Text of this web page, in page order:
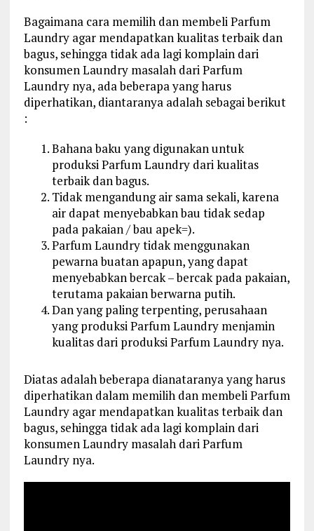
Bagaimana cara memilih dan membeli Parfum
Laundry agar mendapatkan kualitas terbaik dan
bagus, sehingga tidak ada lagi komplain dari
konsumen Laundry masalah dari Parfum
Laundry nya, ada beberapa yang harus
diperhatikan, diantaranya adalah sebagai berikut
:
Bahana baku yang digunakan untuk
produksi Parfum Laundry dari kualitas
terbaik dan bagus.
Tidak mengandung air sama sekali, karena
air dapat menyebabkan bau tidak sedap
pada pakaian / bau apek=).
Parfum Laundry tidak menggunakan
pewarna buatan apapun, yang dapat
menyebabkan bercak – bercak pada pakaian,
terutama pakaian berwarna putih.
Dan yang paling terpenting, perusahaan
yang produksi Parfum Laundry menjamin
kualitas dari produksi Parfum Laundry nya.
Diatas adalah beberapa dianataranya yang harus
diperhatikan dalam memilih dan membeli Parfum
Laundry agar mendapatkan kualitas terbaik dan
bagus, sehingga tidak ada lagi komplain dari
konsumen Laundry masalah dari Parfum
Laundry nya.